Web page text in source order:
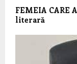
FEMEIA CARE
literară